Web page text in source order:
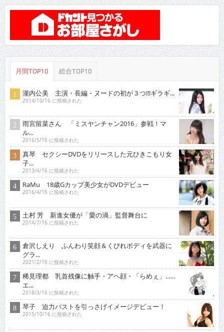
月間TOP10 総合TOP10
瀧内公美 主演・長編・ヌードの初が３つ!!!ギラギ...
2014/10/16 に投稿された
雨宮留菜さん 「ミスヤンチャン2016」参戦！マ
ル...
2016/5/16 に投稿された
真琴 セクシーDVDをリリースした元ひきこもり女
子...
2013/4/16 に投稿された
RaMu 18歳Gカップ美少女がDVDデビュー
2016/4/16 に投稿された
土村 芳 新進女優が「愛の渦」監督舞台に
2014/7/16 に投稿された
倉沢しえり ふんわり笑顔＆くびれボディを武器に
グラ...
2021/2/16 に投稿された
稀見理都 乳首残像に触手・アヘ顔・「らめぇ」……
エ...
2018/3/16 に投稿された
琴子 迫力バストを引っさげイメージデビュー！
2015/10/16 に投稿された